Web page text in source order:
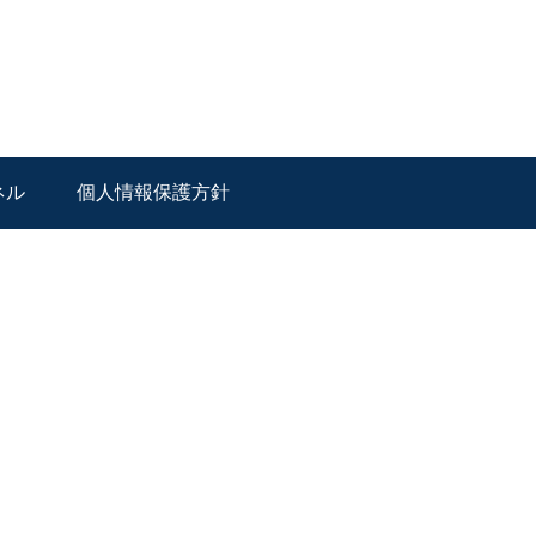
ル 個人情報保護方針